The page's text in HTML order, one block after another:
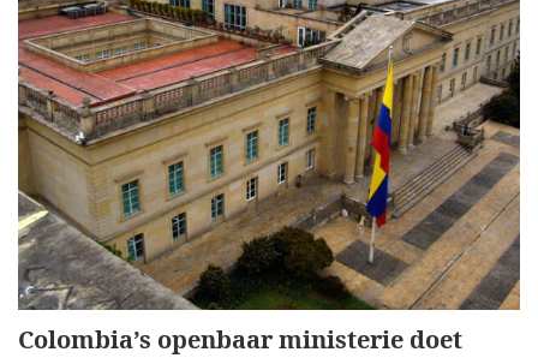
Colombia’s openbaar ministerie doet